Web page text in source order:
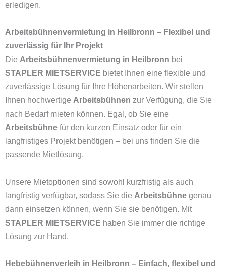
erledigen.
Arbeitsbühnenvermietung in Heilbronn – Flexibel und
zuverlässig für Ihr Projekt
Die Arbeitsbühnenvermietung in Heilbronn bei
STAPLER MIETSERVICE bietet Ihnen eine flexible und
zuverlässige Lösung für Ihre Höhenarbeiten. Wir stellen
Ihnen hochwertige Arbeitsbühnen zur Verfügung, die Sie
nach Bedarf mieten können. Egal, ob Sie eine
Arbeitsbühne für den kurzen Einsatz oder für ein
langfristiges Projekt benötigen – bei uns finden Sie die
passende Mietlösung.
Unsere Mietoptionen sind sowohl kurzfristig als auch
langfristig verfügbar, sodass Sie die Arbeitsbühne genau
dann einsetzen können, wenn Sie sie benötigen. Mit
STAPLER MIETSERVICE haben Sie immer die richtige
Lösung zur Hand.
Hebebühnenverleih in Heilbronn – Einfach, flexibel und